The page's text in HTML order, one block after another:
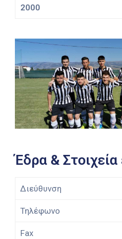
2000
Έδρα & Στοιχεία
Διεύθυνση
Τηλέφωνο
Fax